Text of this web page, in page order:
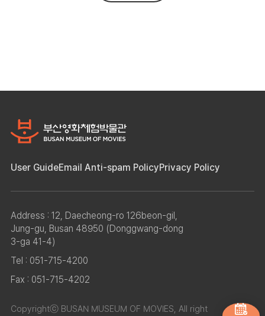
User GuideEmail Anti-spam PolicyPrivacy Policy
Address : 12, Daecheong-ro 126beon-gil,
Jung-gu, Busan 48950 (Donggwang-dong
3-ga 41-4)
Tel : 051-715-4200
Fax : 051-715-4202
Copyrightⓒ BUSAN MUSEUM OF MOVIES, All right